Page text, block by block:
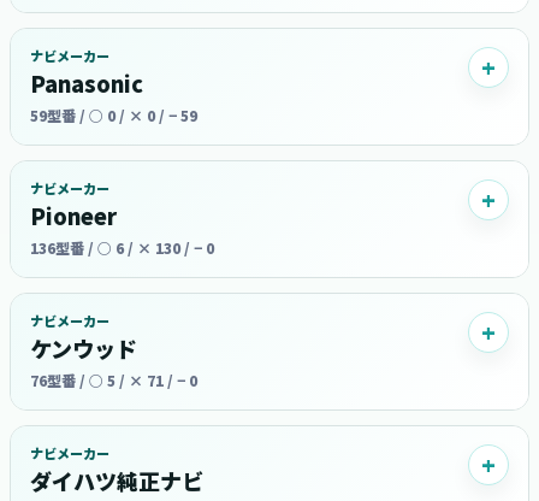
ナビメーカー
Panasonic
59型番 / ○ 0 / × 0 / − 59
ナビメーカー
Pioneer
136型番 / ○ 6 / × 130 / − 0
ナビメーカー
ケンウッド
76型番 / ○ 5 / × 71 / − 0
ナビメーカー
ダイハツ純正ナビ